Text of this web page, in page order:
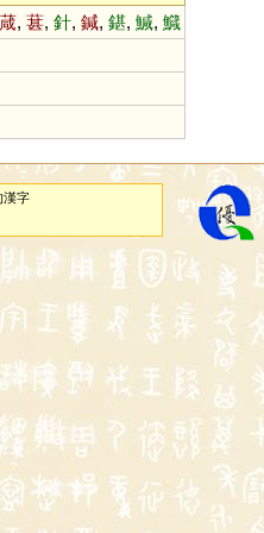
, 葚, 針, 鍼, 鍖, 鰔, 鱵
漢字